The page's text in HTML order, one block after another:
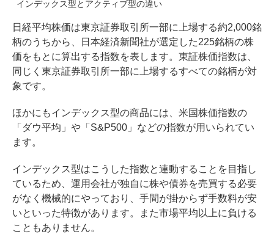
インデックス型とアクティブ型の違い
日経平均株価は東京証券取引所一部に上場する約2,000銘
柄のうちから、日本経済新聞社が選定した225銘柄の株
価をもとに算出する指数を表します。東証株価指数は、
同じく東京証券取引所一部に上場するすべての銘柄が対
象です。
ほかにもインデックス型の商品には、米国株価指数の
「ダウ平均」や「S&P500」などの指数が用いられてい
ます。
インデックス型はこうした指数と連動することを目指し
ているため、運用会社が独自に株や債券を売買する必要
がなく機械的にやっており、手間が掛からず手数料が安
いといった特徴があります。また市場平均以上に負ける
こともありません。